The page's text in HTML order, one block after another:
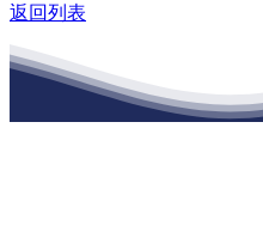
返回列表